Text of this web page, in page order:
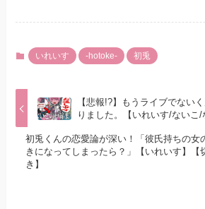
いれいす -hotoke- 初兎
【悲報!?】もうライブでない
りました。【いれいす/ないこ/
初兎くんの恋愛論が深い！「彼氏持ちの女
きになってしまったら？」【いれいす】【
き】